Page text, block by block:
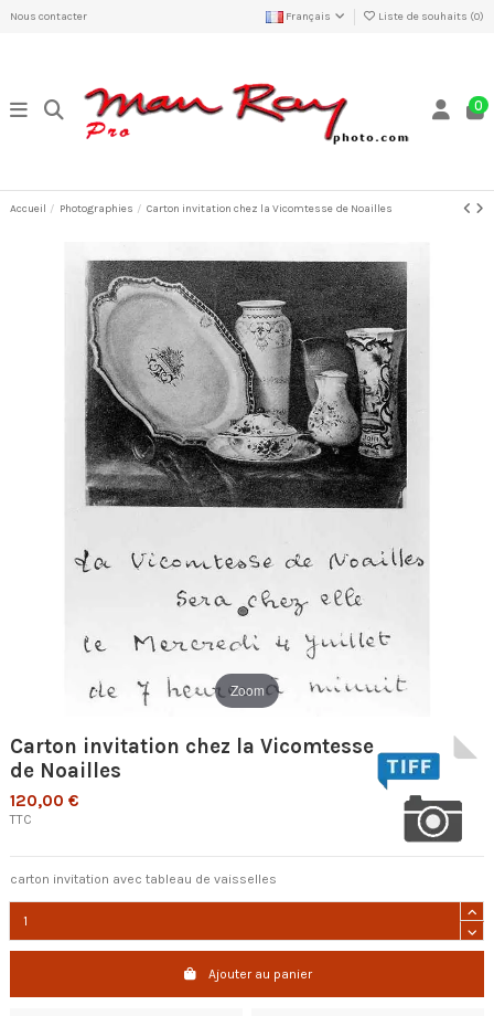
Nous contacter Français Liste de souhaits (0)
0
Accueil Photographies Carton invitation chez la Vicomtesse de Noailles
Zoom
Carton invitation chez la Vicomtesse
de Noailles
120,00 €
TTC
carton invitation avec tableau de vaisselles
Ajouter au panier